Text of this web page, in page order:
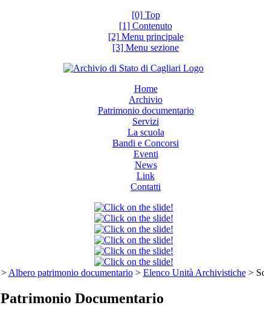
[0] Top
[1] Contenuto
[2] Menu principale
[3] Menu sezione
Home
Archivio
Patrimonio documentario
Servizi
La scuola
Bandi e Concorsi
Eventi
News
Link
Contatti
Albero patrimonio documentario> Elenco Unità Archivistiche>
Patrimonio Documentario